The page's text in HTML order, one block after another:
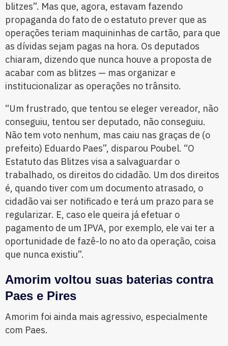
blitzes”. Mas que, agora, estavam fazendo
propaganda do fato de o estatuto prever que as
operações teriam maquininhas de cartão, para que
as dívidas sejam pagas na hora. Os deputados
chiaram, dizendo que nunca houve a proposta de
acabar com as blitzes — mas organizar e
institucionalizar as operações no trânsito.
“Um frustrado, que tentou se eleger vereador, não
conseguiu, tentou ser deputado, não conseguiu.
Não tem voto nenhum, mas caiu nas graças de (o
prefeito) Eduardo Paes”, disparou Poubel. “O
Estatuto das Blitzes visa a salvaguardar o
trabalhado, os direitos do cidadão. Um dos direitos
é, quando tiver com um documento atrasado, o
cidadão vai ser notificado e terá um prazo para se
regularizar. E, caso ele queira já efetuar o
pagamento de um IPVA, por exemplo, ele vai ter a
oportunidade de fazê-lo no ato da operação, coisa
que nunca existiu”.
Amorim voltou suas baterias contra
Paes e Pires
Amorim foi ainda mais agressivo, especialmente
com Paes.